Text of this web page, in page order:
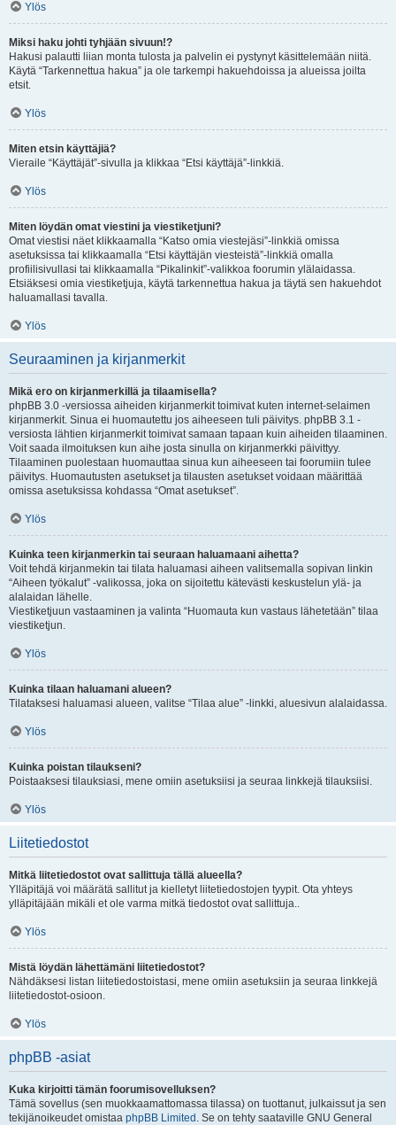
Ylös
Miksi haku johti tyhjään sivuun!?
Hakusi palautti liian monta tulosta ja palvelin ei pystynyt käsittelemään niitä.
Käytä “Tarkennettua hakua” ja ole tarkempi hakuehdoissa ja alueissa joilta
etsit.
Ylös
Miten etsin käyttäjiä?
Vieraile “Käyttäjät”-sivulla ja klikkaa “Etsi käyttäjä”-linkkiä.
Ylös
Miten löydän omat viestini ja viestiketjuni?
Omat viestisi näet klikkaamalla “Katso omia viestejäsi”-linkkiä omissa
asetuksissa tai klikkaamalla “Etsi käyttäjän viesteistä”-linkkiä omalla
profiilisivullasi tai klikkaamalla “Pikalinkit”-valikkoa foorumin ylälaidassa.
Etsiäksesi omia viestiketjuja, käytä tarkennettua hakua ja täytä sen hakuehdot
haluamallasi tavalla.
Ylös
Seuraaminen ja kirjanmerkit
Mikä ero on kirjanmerkillä ja tilaamisella?
phpBB 3.0 -versiossa aiheiden kirjanmerkit toimivat kuten internet-selaimen
kirjanmerkit. Sinua ei huomautettu jos aiheeseen tuli päivitys. phpBB 3.1 -
versiosta lähtien kirjanmerkit toimivat samaan tapaan kuin aiheiden tilaaminen.
Voit saada ilmoituksen kun aihe josta sinulla on kirjanmerkki päivittyy.
Tilaaminen puolestaan huomauttaa sinua kun aiheeseen tai foorumiin tulee
päivitys. Huomautusten asetukset ja tilausten asetukset voidaan määrittää
omissa asetuksissa kohdassa “Omat asetukset”.
Ylös
Kuinka teen kirjanmerkin tai seuraan haluamaani aihetta?
Voit tehdä kirjanmekin tai tilata haluamasi aiheen valitsemalla sopivan linkin
“Aiheen työkalut” -valikossa, joka on sijoitettu kätevästi keskustelun ylä- ja
alalaidan lähelle.
Viestiketjuun vastaaminen ja valinta “Huomauta kun vastaus lähetetään” tilaa
viestiketjun.
Ylös
Kuinka tilaan haluamani alueen?
Tilataksesi haluamasi alueen, valitse “Tilaa alue” -linkki, aluesivun alalaidassa.
Ylös
Kuinka poistan tilaukseni?
Poistaaksesi tilauksiasi, mene omiin asetuksiisi ja seuraa linkkejä tilauksiisi.
Ylös
Liitetiedostot
Mitkä liitetiedostot ovat sallittuja tällä alueella?
Ylläpitäjä voi määrätä sallitut ja kielletyt liitetiedostojen tyypit. Ota yhteys
ylläpitäjään mikäli et ole varma mitkä tiedostot ovat sallittuja..
Ylös
Mistä löydän lähettämäni liitetiedostot?
Nähdäksesi listan liitetiedostoistasi, mene omiin asetuksiin ja seuraa linkkejä
liitetiedostot-osioon.
Ylös
phpBB -asiat
Kuka kirjoitti tämän foorumisovelluksen?
Tämä sovellus (sen muokkaamattomassa tilassa) on tuottanut, julkaissut ja sen
tekijänoikeudet omistaa phpBB Limited . Se on tehty saataville GNU General